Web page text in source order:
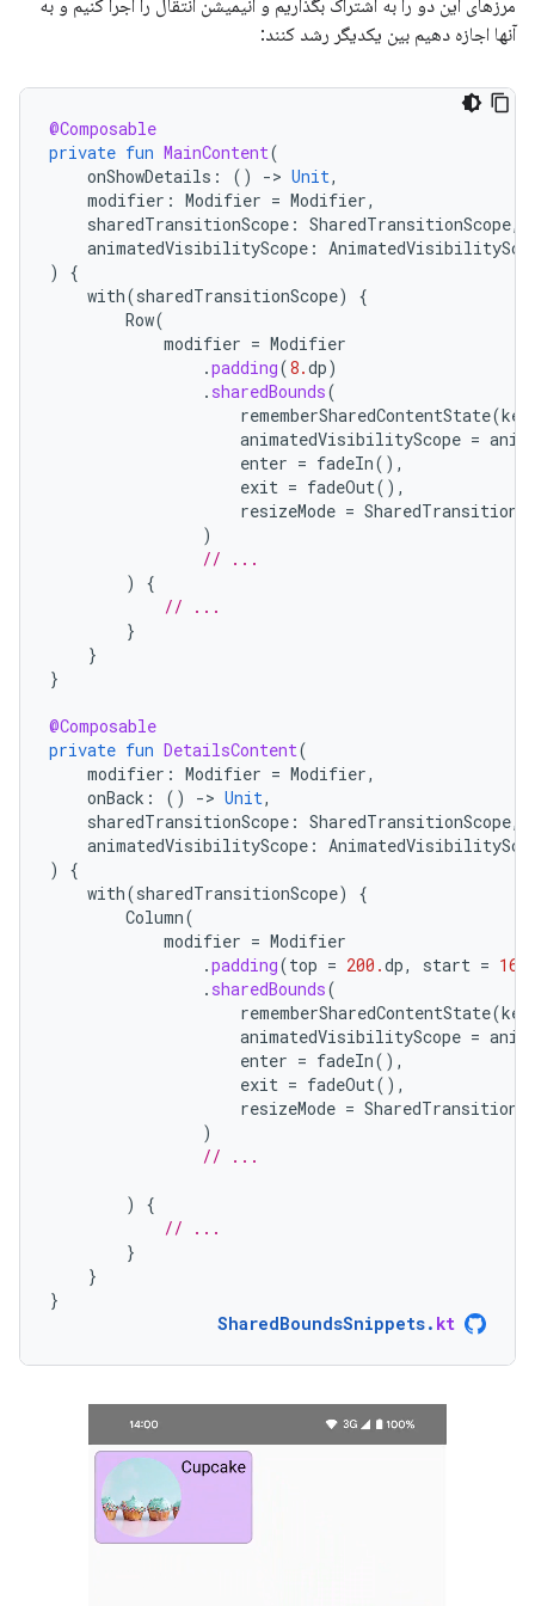
مرزهای این دو را به اشتراک بگذاریم و انیمیشن انتقال را اجرا کنیم و به
آنها اجازه دهیم بین یکدیگر رشد کنند:
@Composable
private fun MainContent(
onShowDetails : () -> Unit,
modifier : Modifier = Modifier,
sharedTransitionScope : SharedTransitionScope,
animatedVisibilityScope :
)
{
with(sharedTransitionScope)
{
Row(
modifier = Modifier
.padding(8.dp)
. sharedBounds(
rememberSharedContentState(key
animatedVisibilityScope =
enter = fadeIn(),
exit = fadeOut(),
resizeMode =
)
// ...
)
{
// ...
}
}
}
@Composable
private fun DetailsContent(
modifier : Modifier = Modifier,
onBack : () -> Unit,
sharedTransitionScope : SharedTransitionScope,
animatedVisibilityScope :
)
{
with(sharedTransitionScope)
{
Column(
modifier = Modifier
.padding(top = 200.dp, start = 16.
. sharedBounds(
rememberSharedContentState(key
animatedVisibilityScope =
enter = fadeIn(),
exit = fadeOut(),
resizeMode =
)
// ...
)
{
// ...
}
}
}
SharedBoundsSnippets. kt